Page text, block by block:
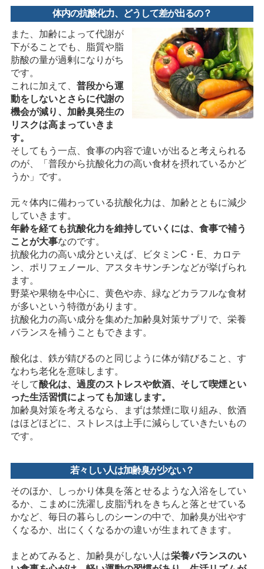
体内の抗酸化力、どうして差が出るの？
また、加齢によって代謝が
下がることでも、脂質や脂
肪酸の量が過剰になりがち
です。
これに加えて、 普段から運
動をしないとさらに代謝の
機会が減り、加齢臭発生の
リスクは高まっていきま
す。
そしてもう一点、食事の内容で違いが出ると考えられる
のが、「普段から抗酸化力の高い食材を摂れているかど
うか」です。
元々体内に備わっている抗酸化力は、加齢とともに減少
していきます。
年齢を経ても抗酸化力を維持していくには、食事で補う
ことが大事なのです。
抗酸化力の高い成分といえば、ビタミンC・E、カロテ
ン、ポリフェノール、アスタキサンチンなどが挙げられ
ます。
野菜や果物を中心に、黄色や赤、緑などカラフルな食材
が多いという特徴があります。
抗酸化力の高い成分を集めた加齢臭対策サプリで、栄養
バランスを補うこともできます。
酸化は、鉄が錆びるのと同じように体が錆びること、す
なわち老化を意味します。
そして酸化は、過度のストレスや飲酒、そして喫煙とい
った生活習慣によっても加速します。
加齢臭対策を考えるなら、まずは禁煙に取り組み、飲酒
はほどほどに、ストレスは上手に減らしていきたいもの
です。
若々しい人は加齢臭が少ない？
そのほか、しっかり体臭を落とせるような入浴をしてい
るか、こまめに洗濯し皮脂汚れをきちんと落とせている
かなど、毎日の暮らしのシーンの中で、加齢臭が出やす
くなるか、出にくくなるかの違いが生まれてきます。
まとめてみると、加齢臭がしない人は栄養バランスのい